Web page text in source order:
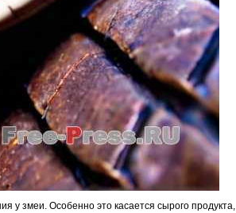
у змеи. Особенно это касается сырого продукта,